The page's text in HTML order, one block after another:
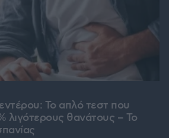
Το απλό τεστ που
λιγότερους θανάτους – Το